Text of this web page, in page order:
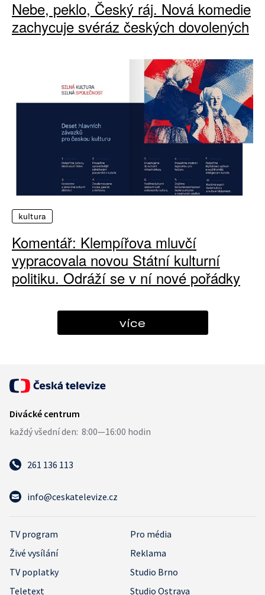
Nebe, peklo, Český ráj. Nová komedie
zachycuje svéráz českých dovolených
kultura
Komentář: Klempířova mluvčí
vypracovala novou Státní kulturní
politiku. Odráží se v ní nové pořádky
více
261 136 113
info@ceskatelevize.cz
TV program
Pro média
Živé vysílání
Reklama
TV poplatky
Studio Brno
Teletext
Studio Ostrava